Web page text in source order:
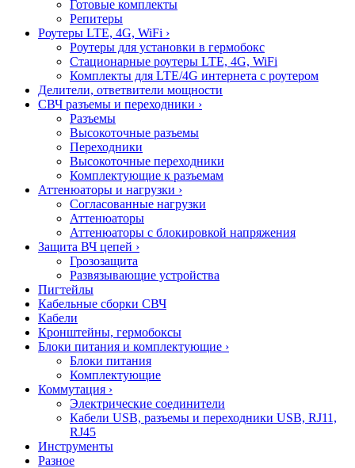
Готовые комплекты
Репитеры
Роутеры LTE, 4G, WiFi ›
Роутеры для установки в гермобокс
Стационарные роутеры LTE, 4G, WiFi
Комплекты для LTE/4G интернета с роутером
Делители, ответвители мощности
СВЧ разъемы и переходники ›
Разъемы
Высокоточные разъемы
Переходники
Высокоточные переходники
Комплектующие к разъемам
Аттенюаторы и нагрузки ›
Согласованные нагрузки
Аттенюаторы
Аттенюаторы с блокировкой напряжения
Защита ВЧ цепей ›
Грозозащита
Развязывающие устройства
Пигтейлы
Кабельные сборки СВЧ
Кабели
Кронштейны, гермобоксы
Блоки питания и комплектующие ›
Блоки питания
Комплектующие
Коммутация ›
Электрические соединители
Кабели USB, разъемы и переходники USB, RJ11,
RJ45
Инструменты
Разное